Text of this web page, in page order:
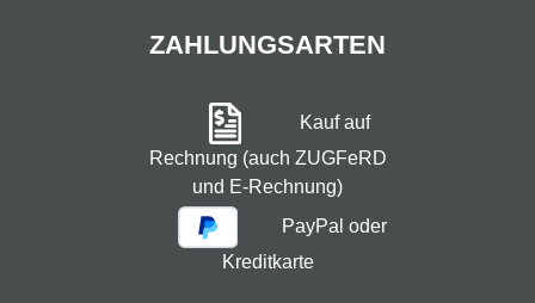
ZAHLUNGSARTEN
Kauf auf
Rechnung (auch ZUGFeRD
und E-Rechnung)
PayPal oder
Kreditkarte